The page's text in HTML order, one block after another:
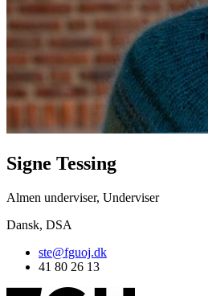
Signe Tessing
Almen underviser, Underviser
Dansk, DSA
ste@fguoj.dk
41 80 26 13